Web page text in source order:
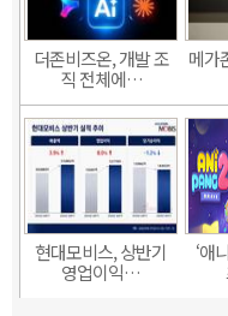
더존비즈온, 개발 조
직 전체에…
메가
현대모비스, 상반기
영업이익…
‘애